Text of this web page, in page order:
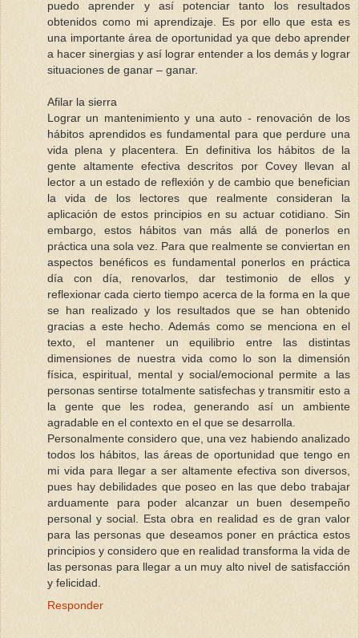
puedo aprender y así potenciar tanto los resultados
obtenidos como mi aprendizaje. Es por ello que esta es
una importante área de oportunidad ya que debo aprender
a hacer sinergias y así lograr entender a los demás y lograr
situaciones de ganar – ganar.
Afilar la sierra
Lograr un mantenimiento y una auto - renovación de los
hábitos aprendidos es fundamental para que perdure una
vida plena y placentera. En definitiva los hábitos de la
gente altamente efectiva descritos por Covey llevan al
lector a un estado de reflexión y de cambio que benefician
la vida de los lectores que realmente consideran la
aplicación de estos principios en su actuar cotidiano. Sin
embargo, estos hábitos van más allá de ponerlos en
práctica una sola vez. Para que realmente se conviertan en
aspectos benéficos es fundamental ponerlos en práctica
día con día, renovarlos, dar testimonio de ellos y
reflexionar cada cierto tiempo acerca de la forma en la que
se han realizado y los resultados que se han obtenido
gracias a este hecho. Además como se menciona en el
texto, el mantener un equilibrio entre las distintas
dimensiones de nuestra vida como lo son la dimensión
física, espiritual, mental y social/emocional permite a las
personas sentirse totalmente satisfechas y transmitir esto a
la gente que les rodea, generando así un ambiente
agradable en el contexto en el que se desarrolla.
Personalmente considero que, una vez habiendo analizado
todos los hábitos, las áreas de oportunidad que tengo en
mi vida para llegar a ser altamente efectiva son diversos,
pues hay debilidades que poseo en las que debo trabajar
arduamente para poder alcanzar un buen desempeño
personal y social. Esta obra en realidad es de gran valor
para las personas que deseamos poner en práctica estos
principios y considero que en realidad transforma la vida de
las personas para llegar a un muy alto nivel de satisfacción
y felicidad.
Responder